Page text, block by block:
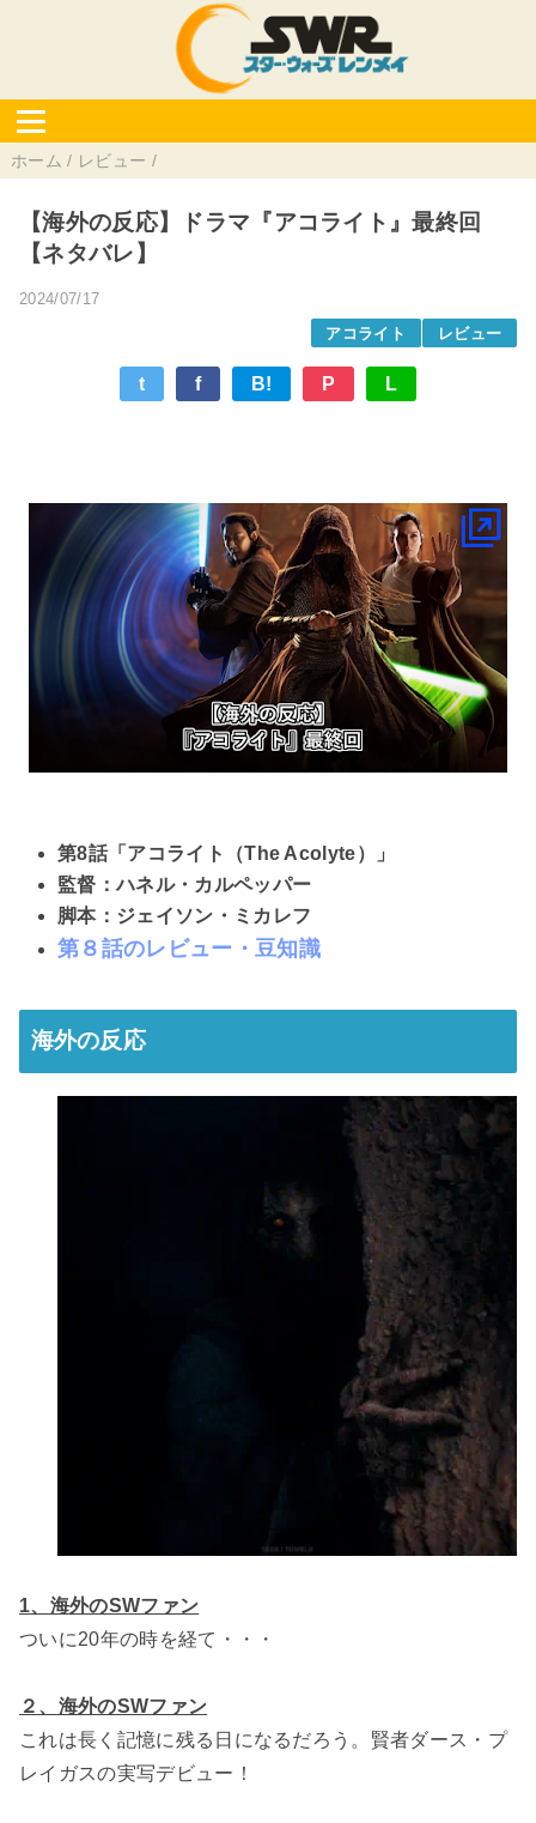
ホーム / レビュー /
【海外の反応】ドラマ『アコライト』最終回
【ネタバレ】
2024/07/17
アコライト
レビュー
t f B! P L
第8話「アコライト（The Acolyte）」
監督：ハネル・カルペッパー
脚本：ジェイソン・ミカレフ
第８話のレビュー・豆知識
海外の反応
1、海外のSWファン
ついに20年の時を経て・・・
２、海外のSWファン
これは長く記憶に残る日になるだろう。賢者ダース・プ
レイガスの実写デビュー！